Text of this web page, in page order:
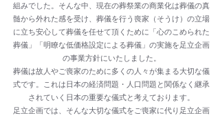
組みでした。そんな中、現在の葬祭業の商業化は葬儀の真
髄から外れた感を受け、葬儀を行う喪家（そうけ）の立場
に立ち安心して葬儀を任せて頂くために「心のこめられた
葬儀」「明瞭な低価格設定による葬儀」の実施を足立企画
の事業方針にいたしました。
葬儀は故人やご喪家のために多くの人々が集まる大切な儀
式です。これは日本の経済問題・人口問題と関係なく継承
されていく日本の重要な儀式と考えております。
足立企画では、そんな大切な儀式をご喪家に代り足立企画